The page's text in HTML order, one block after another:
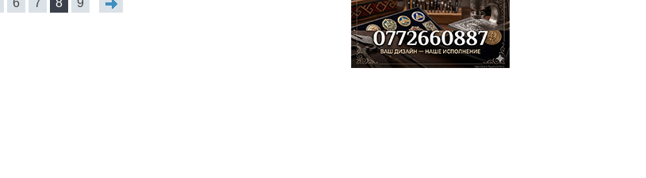
6 7 8 9